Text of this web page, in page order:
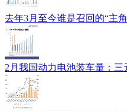
去年3月至今谁是召回的“主
2月我国动力电池装车量：三